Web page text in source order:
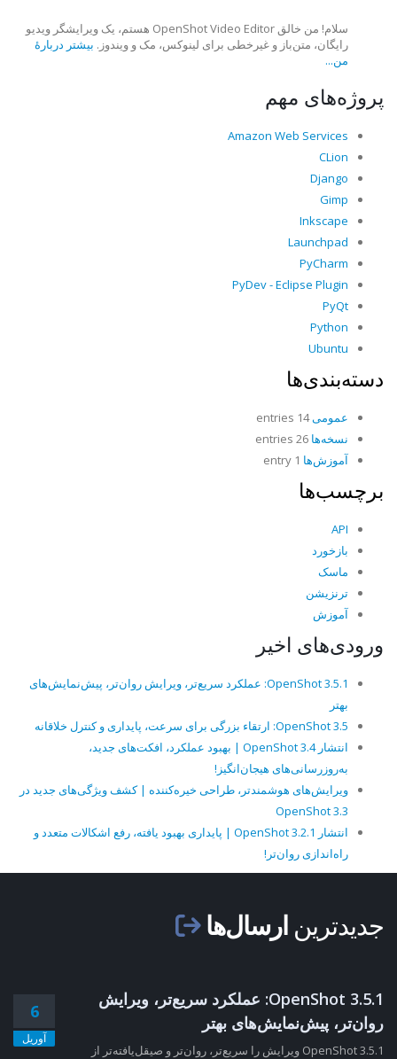
سلام! من خالق OpenShot Video Editor هستم، یک ویرایشگر ویدیو
رایگان، متن‌باز و غیرخطی برای لینوکس، مک و ویندوز. بیشتر دربارهٔ
من...
پروژه‌های مهم
Amazon Web Services
CLion
Django
Gimp
Inkscape
Launchpad
PyCharm
PyDev - Eclipse Plugin
PyQt
Python
Ubuntu
دسته‌بندی‌ها
عمومی14 entries
نسخه‌ها
آموزش‌ها
برچسب‌ها
API
بازخورد
ماسک
ترنزیشن
آموزش
ورودی‌های اخیر
OpenShot 3.5.1: عملکرد سریع‌تر، ویرایش روان‌تر، پیش‌نمایش‌های
بهتر
OpenShot 3.5: ارتقاء بزرگی برای سرعت، پایداری و کنترل خلاقانه
انتشار OpenShot 3.4 | بهبود عملکرد، افکت‌های جدید،
به‌روزرسانی‌های هیجان‌انگیز!
ویرایش‌های هوشمندتر، طراحی خیره‌کننده | کشف ویژگی‌های جدید در
OpenShot 3.3
انتشار OpenShot 3.2.1 | پایداری بهبود یافته، رفع اشکالات متعدد و
راه‌اندازی روان‌تر!
جدیدترین ارسال‌ها
6
آوریل
OpenShot 3.5.1: عملکرد سریع‌تر، ویرایش
روان‌تر، پیش‌نمایش‌های بهتر
OpenShot 3.5.1 ویرایش را سریع‌تر، روان‌تر و صیقل‌یافته‌تر از